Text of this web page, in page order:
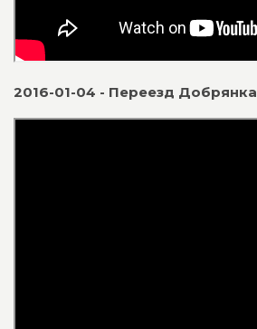
2016-01-04 - Переезд Добрянка